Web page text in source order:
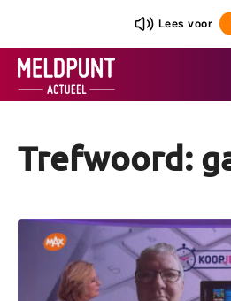
inhoud
Lees voor
Trefwoord: